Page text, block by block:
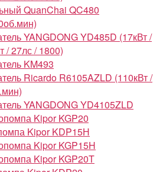
QuanChai QC480
YANGDONG YD485D (17кВт /
/ 27лс / 1800)
KM493
Ricardo R6105AZLD (110кВт /
YANGDONG YD4105ZLD
Kipor KGP20
Kipor KDP15Н
Kipor KGP15H
Kipor KGP20T